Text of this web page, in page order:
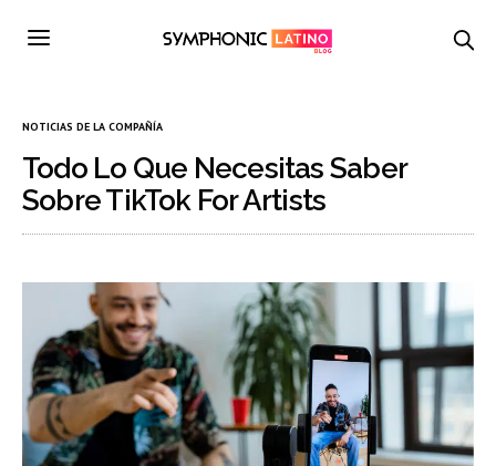
NOTICIAS DE LA COMPAÑÍA
Todo Lo Que Necesitas Saber
Sobre TikTok For Artists